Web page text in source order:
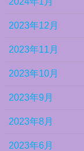
2023年12月
2023年11月
2023年10月
2023年9月
2023年8月
2023年6月